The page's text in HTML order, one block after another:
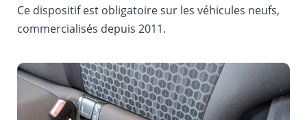
Ce dispositif est obligatoire sur les véhicules neufs,
commercialisés depuis 2011.